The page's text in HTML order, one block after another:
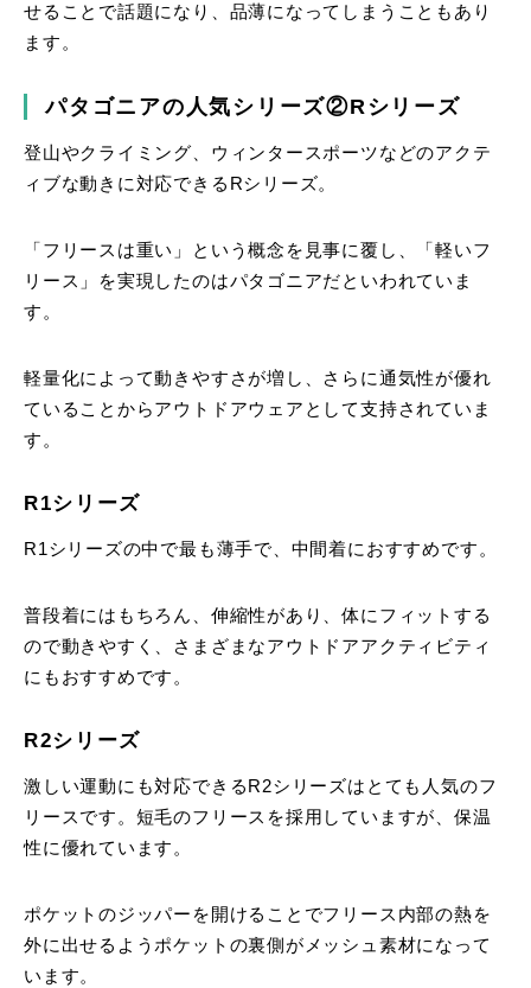
せることで話題になり、品薄になってしまうこともあり
ます。
パタゴニアの人気シリーズ②Rシリーズ
登山やクライミング、ウィンタースポーツなどのアクテ
ィブな動きに対応できるRシリーズ。
「フリースは重い」という概念を見事に覆し、「軽いフ
リース」を実現したのはパタゴニアだといわれていま
す。
軽量化によって動きやすさが増し、さらに通気性が優れ
ていることからアウトドアウェアとして支持されていま
す。
R1シリーズ
R1シリーズの中で最も薄手で、中間着におすすめです。
普段着にはもちろん、伸縮性があり、体にフィットする
ので動きやすく、さまざまなアウトドアアクティビティ
にもおすすめです。
R2シリーズ
激しい運動にも対応できるR2シリーズはとても人気のフ
リースです。短毛のフリースを採用していますが、保温
性に優れています。
ポケットのジッパーを開けることでフリース内部の熱を
外に出せるようポケットの裏側がメッシュ素材になって
います。